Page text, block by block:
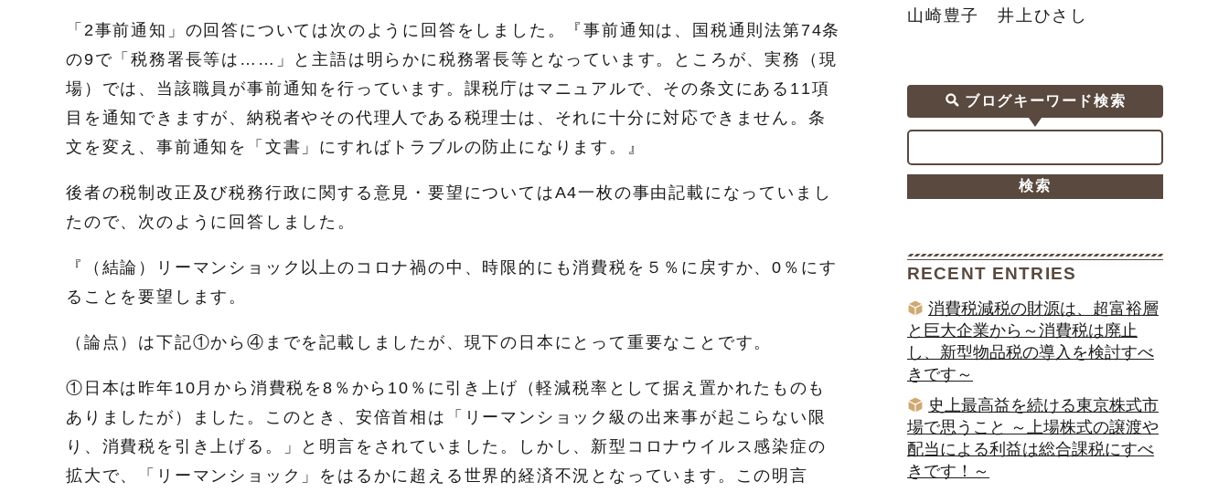
「2事前通知」の回答については次のように回答をしました。『事前通知は、国税通則法第74条
の9で「税務署長等は……」と主語は明らかに税務署長等となっています。ところが、実務（現
場）では、当該職員が事前通知を行っています。課税庁はマニュアルで、その条文にある11項
目を通知できますが、納税者やその代理人である税理士は、それに十分に対応できません。条
文を変え、事前通知を「文書」にすればトラブルの防止になります。』
後者の税制改正及び税務行政に関する意見・要望についてはA4一枚の事由記載になっていまし
たので、次のように回答しました。
『（結論）リーマンショック以上のコロナ禍の中、時限的にも消費税を５％に戻すか、0％にす
ることを要望します。
（論点）は下記①から④までを記載しましたが、現下の日本にとって重要なことです。
①日本は昨年10月から消費税を8％から10％に引き上げ（軽減税率として据え置かれたものも
ありましたが）ました。このとき、安倍首相は「リーマンショック級の出来事が起こらない限
り、消費税を引き上げる。」と明言をされていました。しかし、新型コロナウイルス感染症の
拡大で、「リーマンショック」をはるかに超える世界的経済不況となっています。この明言
山崎豊子 井上ひさし
ブログキーワード検索
RECENT ENTRIES
消費税減税の財源は、超富裕層
と巨大企業から～消費税は廃止
し、新型物品税の導入を検討すべ
きです～
史上最高益を続ける東京株式市
場で思うこと ～上場株式の譲渡や
配当による利益は総合課税にすべ
きです！～